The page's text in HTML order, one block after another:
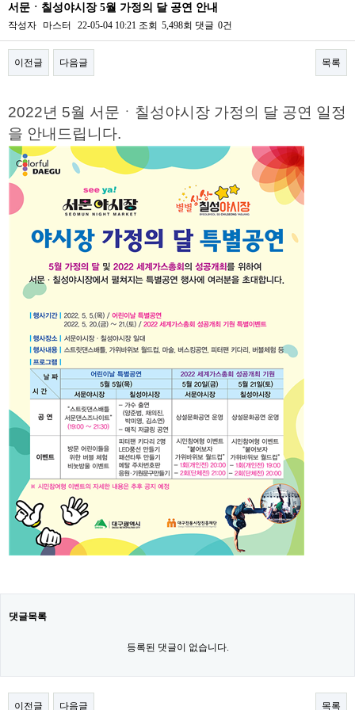
서문ㆍ칠성야시장 5월 가정의 달 공연 안내
작성자 마스터 22-05-04 10:21 조회 5,498회 댓글 0건
이전글 다음글 목록
2022년 5월 서문ㆍ칠성야시장 가정의 달 공연 일정
을 안내드립니다.
댓글목록
등록된 댓글이 없습니다.
이전글 다음글 목록